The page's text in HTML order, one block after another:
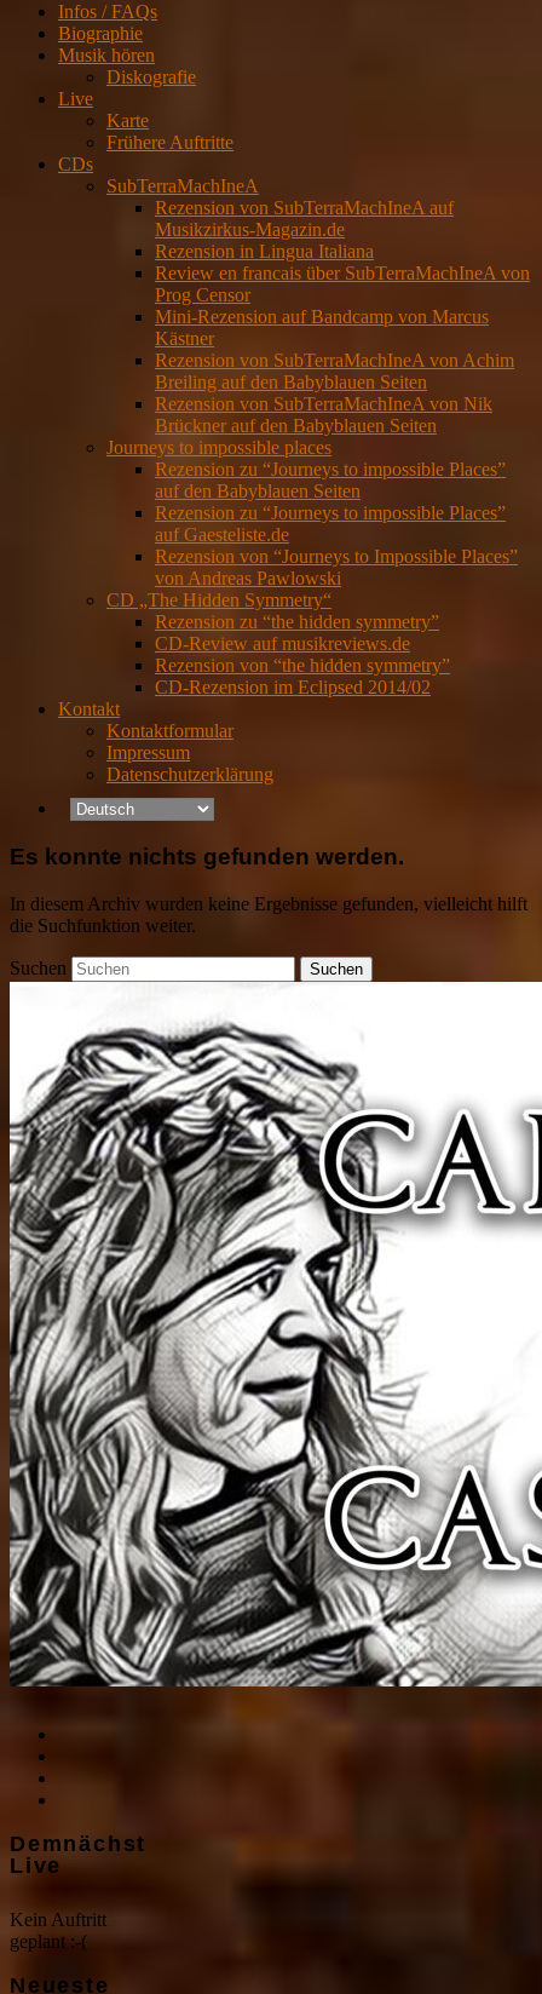
Infos / FAQs
Biographie
Musik hören
Diskografie
Live
Karte
Frühere Auftritte
CDs
SubTerraMachIneA
Rezension von SubTerraMachIneA auf
Musikzirkus-Magazin.de
Rezension in Lingua Italiana
Review en francais über SubTerraMachIneA von
Prog Censor
Mini-Rezension auf Bandcamp von Marcus
Kästner
Rezension von SubTerraMachIneA von Achim
Breiling auf den Babyblauen Seiten
Rezension von SubTerraMachIneA von Nik
Brückner auf den Babyblauen Seiten
Journeys to impossible places
Rezension zu “Journeys to impossible Places”
auf den Babyblauen Seiten
Rezension zu “Journeys to impossible Places”
auf Gaesteliste.de
Rezension von “Journeys to Impossible Places”
von Andreas Pawlowski
CD „The Hidden Symmetry“
Rezension zu “the hidden symmetry”
CD-Review auf musikreviews.de
Rezension von “the hidden symmetry”
CD-Rezension im Eclipsed 2014/02
Kontakt
Kontaktformular
Impressum
Datenschutzerklärung
Es konnte nichts gefunden werden.
In diesem Archiv wurden keine Ergebnisse gefunden, vielleicht hilft
die Suchfunktion weiter.
Suchen
Demnächst
Live
Kein Auftritt
geplant :-(
Neueste